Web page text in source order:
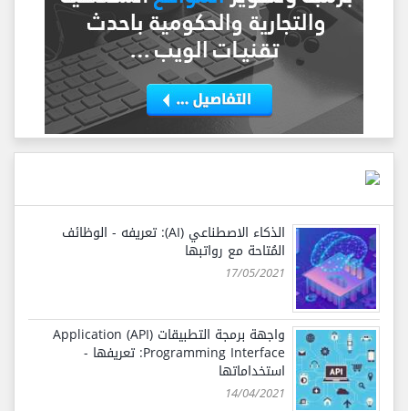
الذكاء الاصطناعي (AI): تعريفه - الوظائف
المُتاحة مع رواتبها
17/05/2021
واجهة برمجة التطبيقات (API) Application
Programming Interface: تعريفها -
استخداماتها
14/04/2021